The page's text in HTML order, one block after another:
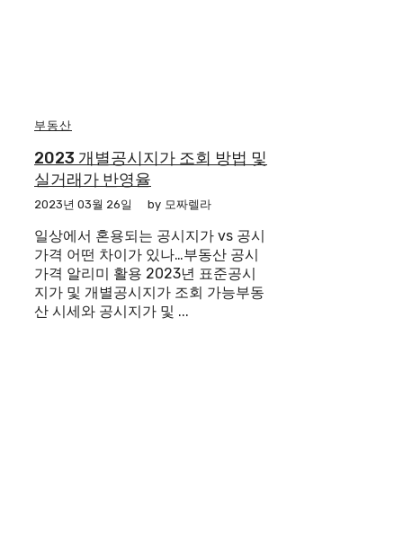
부동산
2023 개별공시지가 조회 방법 및
실거래가 반영율
2023년 03월 26일 by 모짜렐라
일상에서 혼용되는 공시지가 vs 공시
가격 어떤 차이가 있나…부동산 공시
가격 알리미 활용 2023년 표준공시
지가 및 개별공시지가 조회 가능부동
산 시세와 공시지가 및 ...